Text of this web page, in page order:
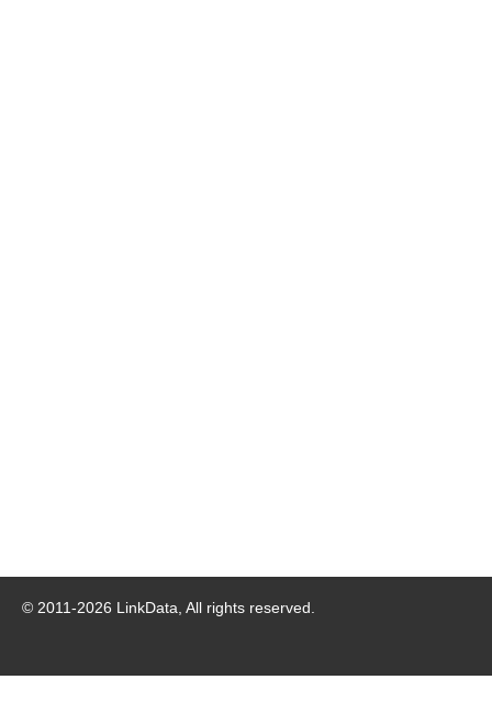
© 2011-2026 LinkData, All rights reserved.